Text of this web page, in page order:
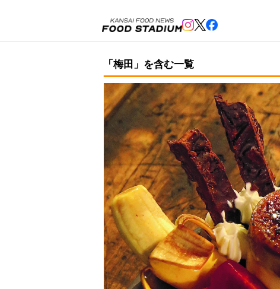
「梅田」を含む一覧